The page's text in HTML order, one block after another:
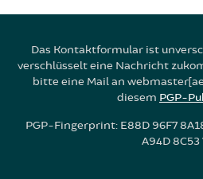
Das Kontaktformular ist
verschlüsselt eine Nachricht
bitte eine Mail an
diesem PGP-
PGP-Fingerprint: E88D 96F7
A94D 8C53